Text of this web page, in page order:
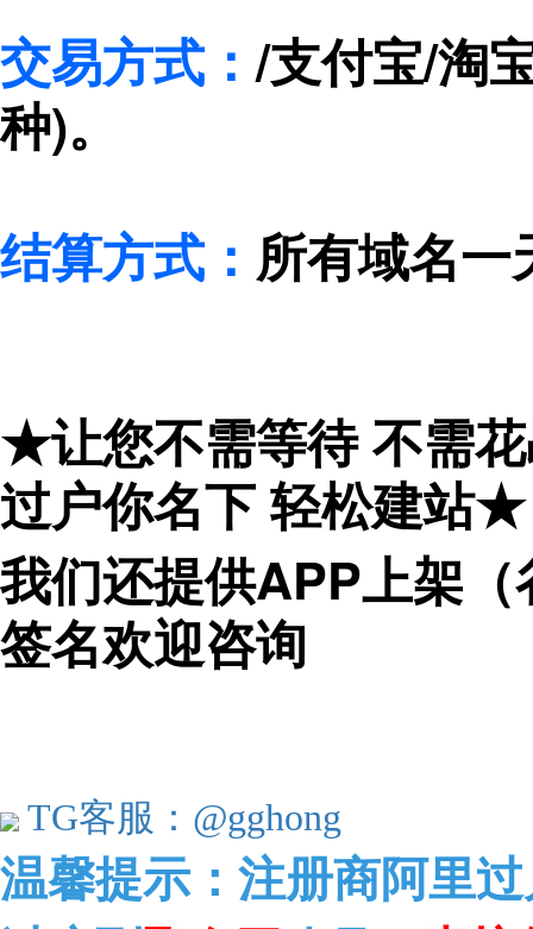
交易方式：/支付宝/淘
种)。
结算方式： 所有域名
★让您不需等待 不需
过户你名下 轻松建站★
我们还提供APP上架
签名欢迎咨询
TG客服：@gghong
温馨提示： 注册商阿里